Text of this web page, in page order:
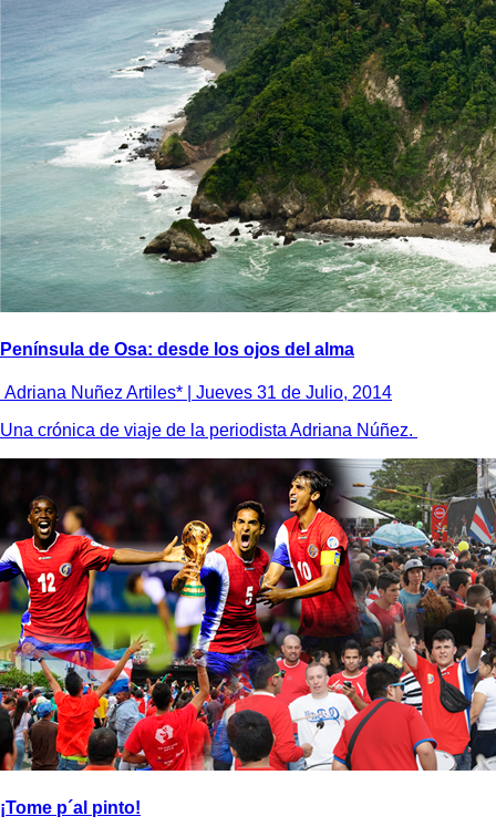
Península de Osa: desde los ojos del alma
Adriana Nuñez Artiles* | Jueves 31 de Julio, 2014
Una crónica de viaje de la periodista Adriana Núñez.
¡Tome p´al pinto!